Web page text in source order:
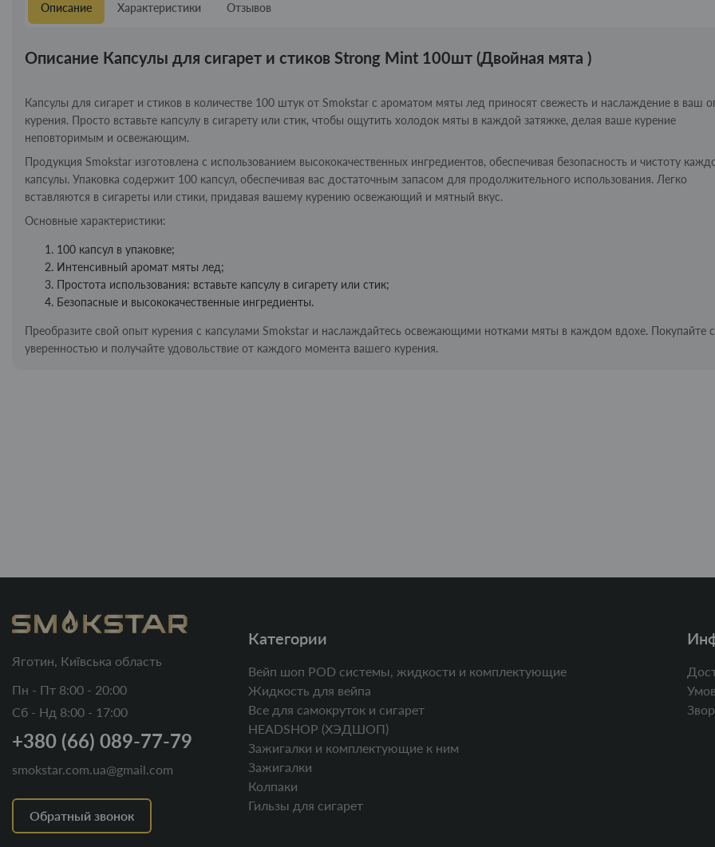
Описание Характеристики Отзывов
Описание Капсулы для сигарет и стиков Strong Mint 100шт (Двойная мята )
Капсулы для сигарет и стиков в количестве 100 штук от Smokstar с ароматом мяты лед приносят свежесть и наслаждение в ваш
курения. Просто вставьте капсулу в сигарету или стик, чтобы ощутить холодок мяты в каждой затяжке, делая ваше курение
неповторимым и освежающим.
Продукция Smokstar изготовлена с использованием высококачественных ингредиентов, обеспечивая безопасность и чистоту
капсулы. Упаковка содержит 100 капсул, обеспечивая вас достаточным запасом для продолжительного использования. Легко
вставляются в сигареты или стики, придавая вашему курению освежающий и мятный вкус.
Основные характеристики:
100 капсул в упаковке;
Интенсивный аромат мяты лед;
Простота использования: вставьте капсулу в сигарету или стик;
Безопасные и высококачественные ингредиенты.
Преобразите свой опыт курения с капсулами Smokstar и наслаждайтесь освежающими нотками мяты в каждом вдохе. Покупайте с
уверенностью и получайте удовольствие от каждого момента вашего курения.
Яготин, Київська область
Пн - Пт 8:00 - 20:00
Сб - Нд 8:00 - 17:00
+380 (66) 089-77-79
smokstar.com.ua@gmail.com
Обратный звонок
Категории
Вейп шоп POD системы, жидкости и комплектующие
Жидкость для вейпа
Все для самокруток и сигарет
HEADSHOP (ХЭДШОП)
Зажигалки и комплектующие к ним
Зажигалки
Колпаки
Гильзы для сигарет